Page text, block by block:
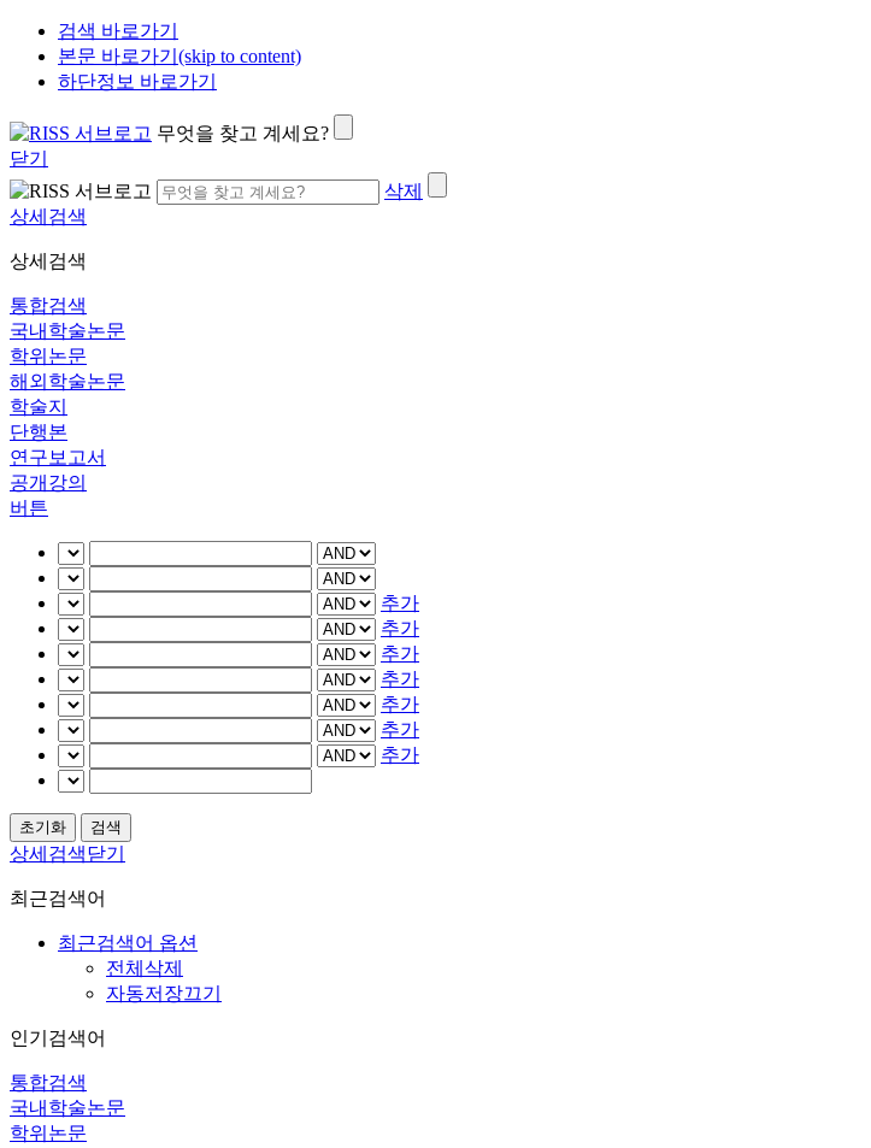
검색 바로가기
본문 바로가기(skip to content)
하단정보 바로가기
무엇을 찾고 계세요?
닫기
삭제
상세검색
상세검색
통합검색
국내학술논문
학위논문
해외학술논문
학술지
단행본
연구보고서
공개강의
버튼
추가
추가
추가
추가
추가
추가
추가
상세검색닫기
최근검색어
최근검색어 옵션
전체삭제
자동저장끄기
인기검색어
통합검색
국내학술논문
학위논문